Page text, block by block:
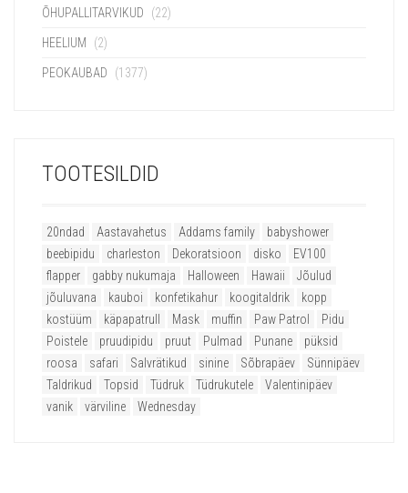
ÕHUPALLITARVIKUD (22)
HEELIUM (2)
PEOKAUBAD (1377)
TOOTESILDID
20ndad Aastavahetus Addams family
babyshower
beebipidu
charleston Dekoratsioon disko
EV100
flapper
gabby nukumaja Halloween Hawaii
Jõulud
jõuluvana
kauboi konfetikahur koogitaldrik
kopp
kostüüm
käpapatrull Mask muffin Paw Patrol
Pidu
Poistele
pruudipidu pruut Pulmad Punane
püksid
roosa
safari Salvrätikud sinine Sõbrapäev
Sünnipäev
Taldrikud
Topsid Tüdruk Tüdrukutele
Valentinipäev
vanik
värviline Wednesday